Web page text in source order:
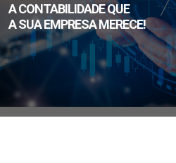
A CONTABILIDADE QUE
A SUA EMPRESA MERECE!